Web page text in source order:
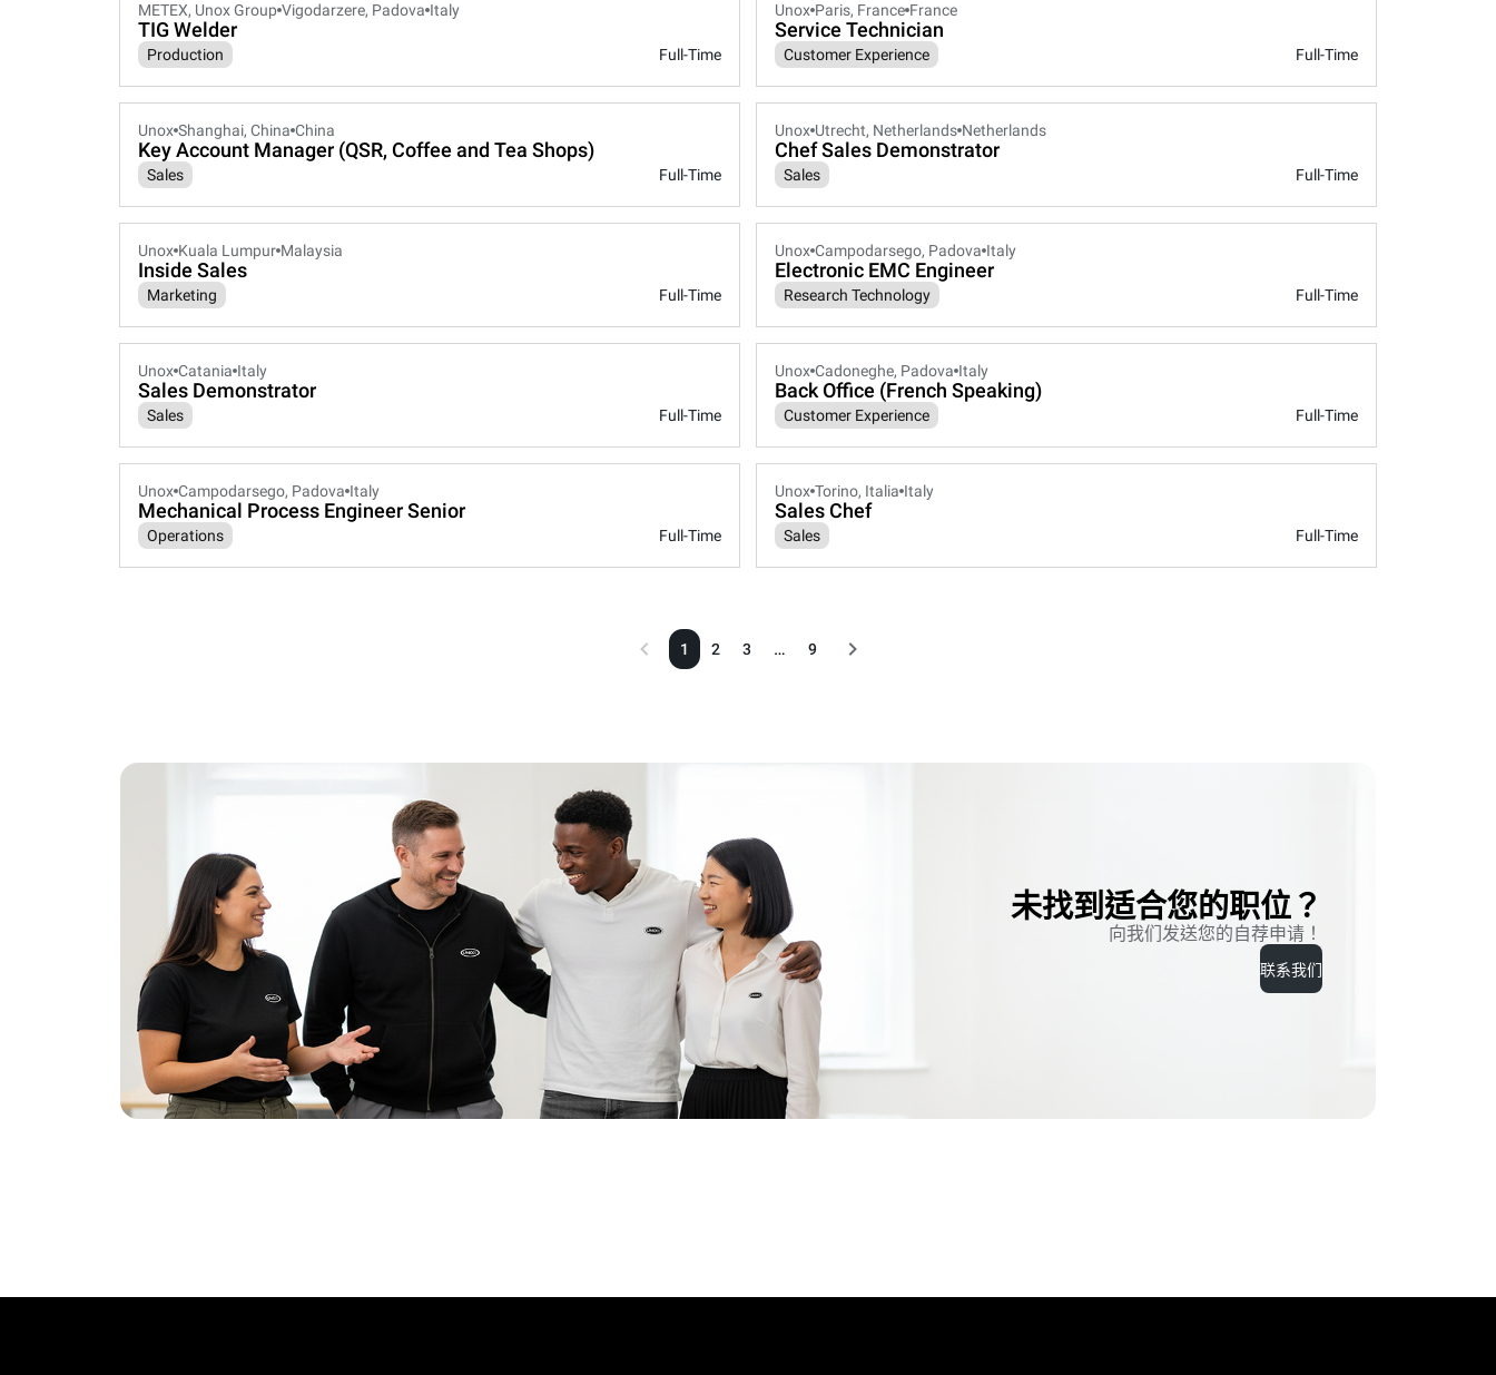
METEX, Unox Group Vigodarzere, Padova Italy
TIG Welder
Production Full-Time
Unox Paris, France France
Service Technician
Customer Experience Full-Time
Unox Shanghai, China China
Key Account Manager (QSR, Coffee and Tea Shops)
Sales Full-Time
Unox Utrecht, Netherlands Netherlands
Chef Sales Demonstrator
Sales Full-Time
Unox Kuala Lumpur Malaysia
Inside Sales
Marketing Full-Time
Unox Campodarsego, Padova Italy
Electronic EMC Engineer
Research Technology Full-Time
Unox Catania Italy
Sales Demonstrator
Sales Full-Time
Unox Cadoneghe, Padova Italy
Back Office (French Speaking)
Customer Experience Full-Time
Unox Campodarsego, Padova Italy
Mechanical Process Engineer Senior
Operations Full-Time
Unox Torino, Italia Italy
Sales Chef
Sales Full-Time
1 2 3 … 9
未找到适合您的职位？
向我们发送您的自荐申请！
联系我们